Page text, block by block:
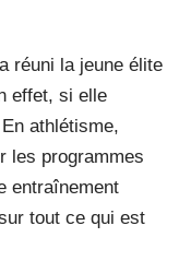
réuni la jeune élite
effet, si elle
athlétisme,
les programmes
entraînement
tout ce qui est